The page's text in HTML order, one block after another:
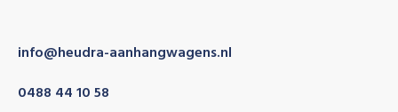
info@heudra-aanhangwagens.nl
0488 44 10 58